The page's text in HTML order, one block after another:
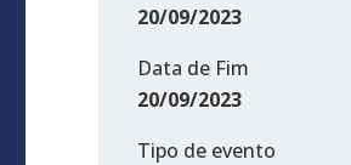
20/09/2023
Data de Fim
20/09/2023
Tipo de evento